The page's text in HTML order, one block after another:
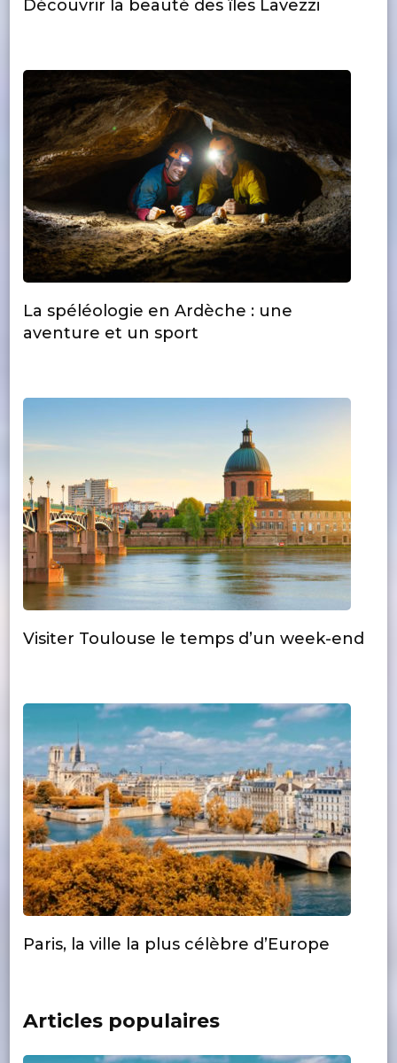
Découvrir la beauté des îles Lavezzi
La spéléologie en Ardèche : une
aventure et un sport
Visiter Toulouse le temps d’un week-end
Paris, la ville la plus célèbre d’Europe
Articles populaires